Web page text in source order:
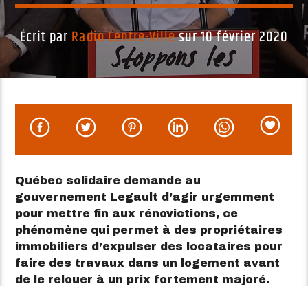
Écrit par Radio Centre-Villesur 10 février 2020
Québec solidaire demande au
gouvernement Legault d’agir urgemment
pour mettre fin aux rénovictions, ce
phénomène qui permet à des propriétaires
immobiliers d’expulser des locataires pour
faire des travaux dans un logement avant
de le relouer à un prix fortement majoré.